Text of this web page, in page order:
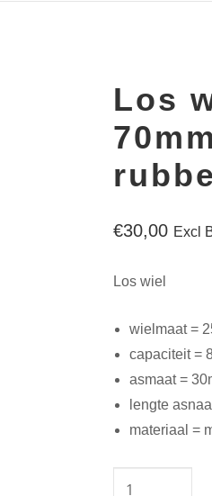
Los
€30,00 Excl
Los wiel
wielmaat =
capaciteit =
asmaat =
lengte
materiaal =